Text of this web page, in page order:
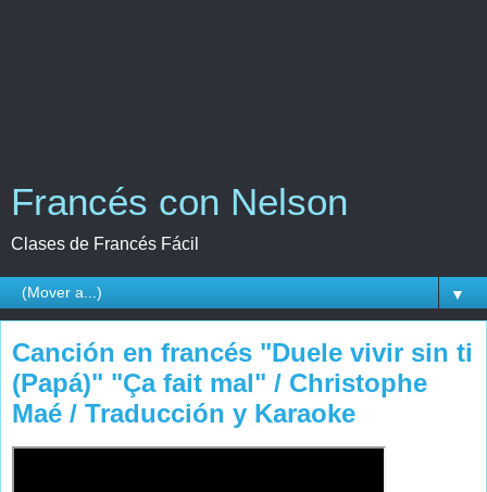
Francés con Nelson
Clases de Francés Fácil
▼
Canción en francés "Duele vivir sin ti
(Papá)" "Ça fait mal" / Christophe
Maé / Traducción y Karaoke